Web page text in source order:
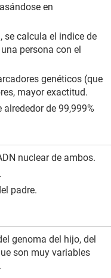
en
se calcula el indice de
persona con el
genéticos (que
mayor exactitud.
de 99,999%
nuclear de ambos.
padre.
genoma del hijo, del
son muy variables